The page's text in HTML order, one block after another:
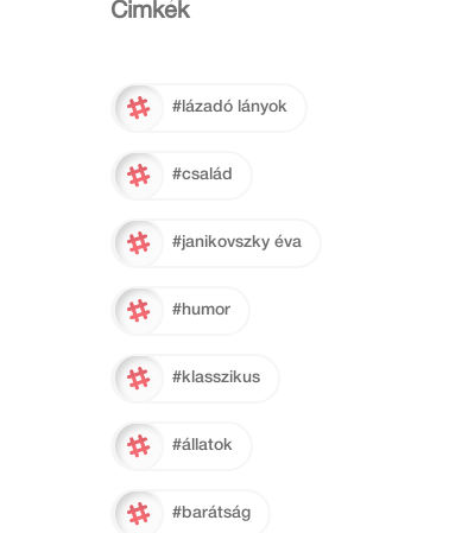
Cimkék
#lázadó lányok
#család
#janikovszky éva
#humor
#klasszikus
#állatok
#barátság